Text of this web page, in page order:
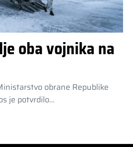
oba vojnika na
obrane Republike
je potvrdilo…